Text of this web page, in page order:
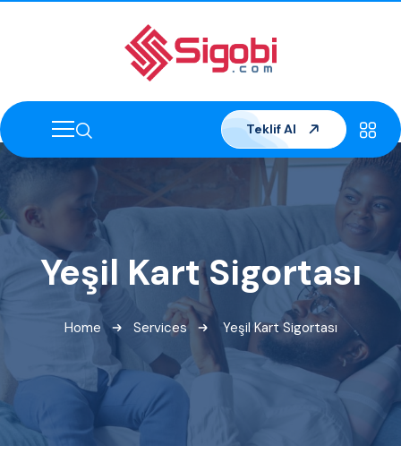
Teklif Al
Yeşil Kart Sigortası
Home Services Yeşil Kart Sigortası